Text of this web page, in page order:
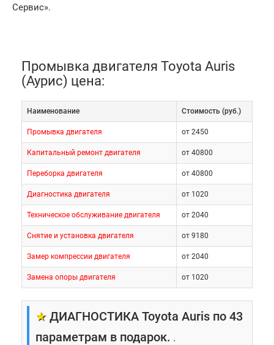
Сервис».
Промывка двигателя Toyota Auris
(Аурис) цена:
Наименование Cтоимость (руб.)
Промывка двигателя от 2450
Капитальный ремонт двигателя от 40800
Переборка двигателя от 40800
Диагностика двигателя от 1020
Техническое обслуживание двигателя от 2040
Снятие и установка двигателя от 9180
Замер компрессии двигателя от 2040
Замена опоры двигателя от 1020
★ ДИАГНОСТИКА Toyota Auris по 43
параметрам в подарок. .